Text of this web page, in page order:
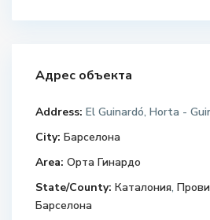
Адрес объекта
Address: El Guinardó, Horta -
City: Барселона
Area: Орта Гинардо
State/County: Каталония,
Барселона